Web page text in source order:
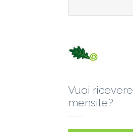
Vuoi
mensile?